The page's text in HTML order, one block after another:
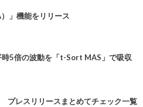
」機能をリリース
5倍の波動を「t-Sort MAS」で吸収
プレスリリースまとめてチェック一覧